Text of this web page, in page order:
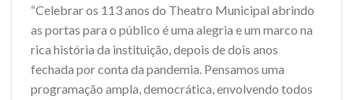
“Celebrar os 113 anos do Theatro Municipal abrindo
as portas para o público é uma alegria e um marco na
rica história da instituição, depois de dois anos
fechada por conta da pandemia. Pensamos uma
programação ampla, democrática, envolvendo todos